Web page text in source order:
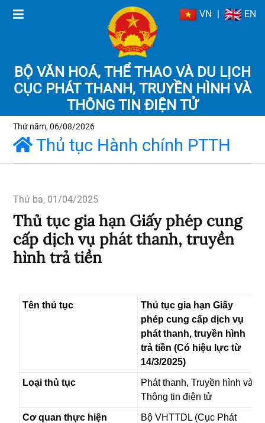
VN | EN
BỘ VĂN HOÁ, THỂ THAO VÀ DU LỊCH
CỤC PHÁT THANH, TRUYỀN HÌNH VÀ
THÔNG TIN ĐIỆN TỬ
Thứ năm, 06/08/2026
Thủ tục Hành chính PTTH
Thứ ba, 01/04/2025
Thủ tục gia hạn Giấy phép cung
cấp dịch vụ phát thanh, truyền
hình trả tiền
Tên thủ tục
Thủ tục gia hạn Giấy
phép cung cấp dịch vụ
phát thanh, truyền hình
trả tiền (Có hiệu lực từ
14/3/2025)
Loại thủ tục
Phát thanh, Truyền hình và
Thông tin điện tử
Cơ quan thực hiện
Bộ VHTTDL (Cục Phát